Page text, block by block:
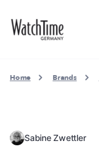
Home Brands
Sabine Zwettler